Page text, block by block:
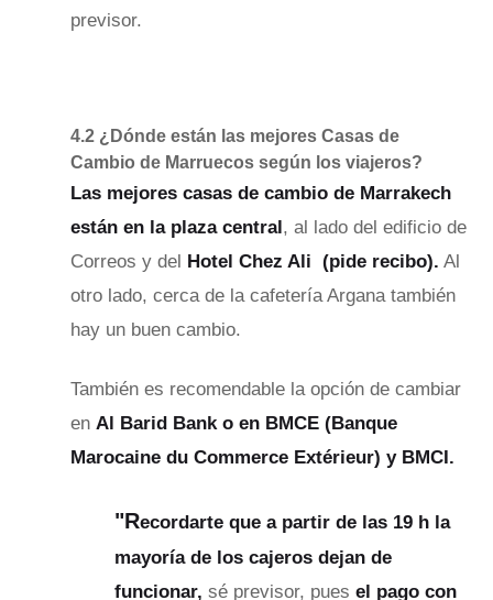
previsor.
4.2 ¿Dónde están las mejores Casas de
Cambio de Marruecos según los viajeros?
Las mejores casas de cambio de Marrakech
están en la plaza central, al lado del edificio de
Correos y del Hotel Chez Ali (pide recibo). Al
otro lado, cerca de la cafetería Argana también
hay un buen cambio.
También es recomendable la opción de cambiar
en Al Barid Bank o en BMCE (Banque
Marocaine du Commerce Extérieur) y BMCI.
"Recordarte que a partir de las 19 h la
mayoría de los cajeros dejan de
funcionar, sé previsor, pues el pago con